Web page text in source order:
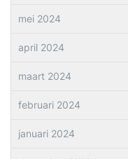
mei 2024
april 2024
maart 2024
februari 2024
januari 2024